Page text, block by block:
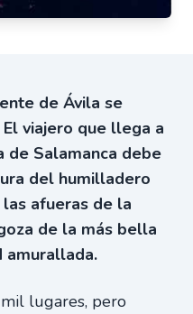
de Ávila se
viajero que llega a
de Salamanca debe
del humilladero
afueras de la
de la más bella
amurallada.
lugares, pero